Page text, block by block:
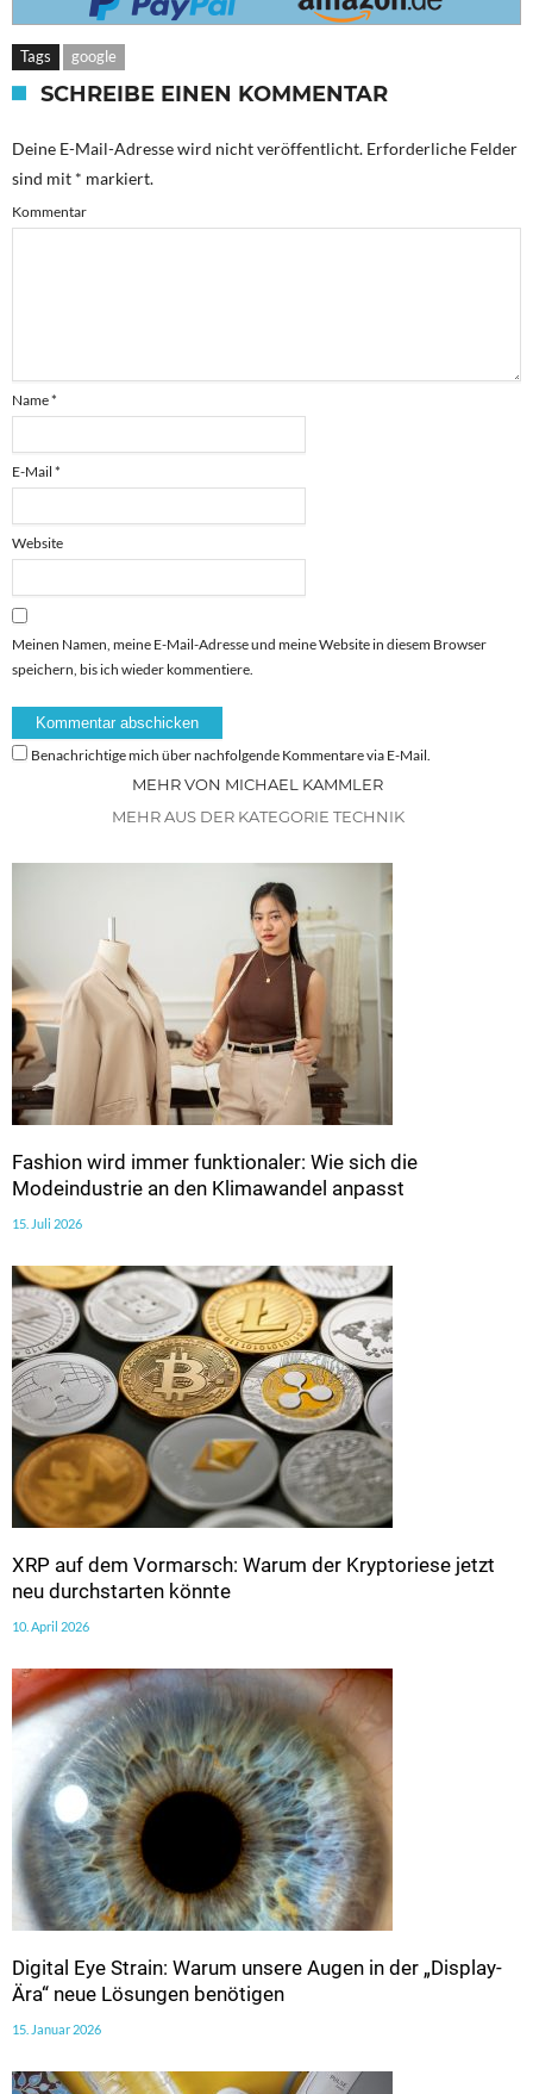
Tags google
SCHREIBE EINEN KOMMENTAR
Deine E-Mail-Adresse wird nicht veröffentlicht. Erforderliche Felder
sind mit * markiert.
Kommentar
Name*
E-Mail *
Website
Meinen Namen, meine E-Mail-Adresse und meine Website in diesem Browser
speichern, bis ich wieder kommentiere.
Benachrichtige mich über nachfolgende Kommentare via E-Mail.
MEHR VON MICHAEL KAMMLER
MEHR AUS DER KATEGORIE TECHNIK
Fashion wird immer funktionaler: Wie sich die
Modeindustrie an den Klimawandel anpasst
15. Juli 2026
XRP auf dem Vormarsch: Warum der Kryptoriese jetzt
neu durchstarten könnte
10. April 2026
Digital Eye Strain: Warum unsere Augen in der „Display-
Ära“ neue Lösungen benötigen
15. Januar 2026